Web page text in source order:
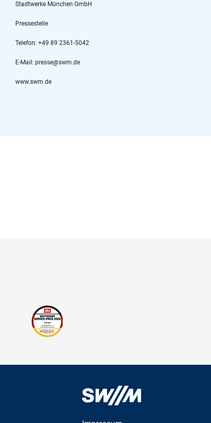
Stadtwerke München GmbH
Pressestelle
Telefon: +49 89 2361-5042
E-Mail: presse@swm.de
www.swm.de